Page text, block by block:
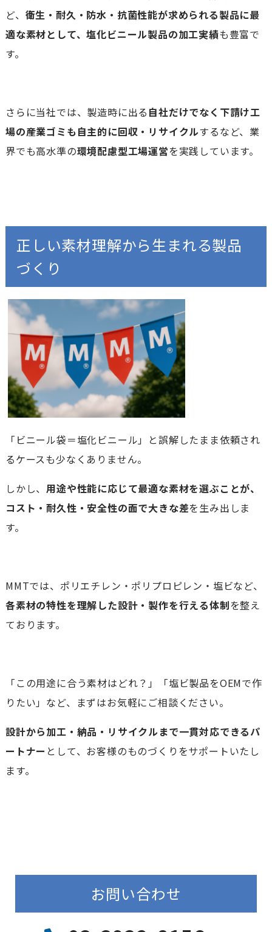
ど、 衛生・耐久・防水・抗菌性能が求められる製品に最
適な素材として、塩化ビニール製品の加工実績も豊富で
す。
さらに当社では、製造時に出る 自社だけでなく下請け工
場の産業ゴミも自主的に回収・リサイクルするなど、業
界でも高水準の環境配慮型工場運営を実践しています。
正しい素材理解から生まれる製品
づくり
「ビニール袋＝塩化ビニール」と誤解したまま依頼され
るケースも少なくありません。
しかし、用途や性能に応じて最適な素材を選ぶことが、
コスト・耐久性・安全性の面で大きな差を生み出しま
す。
MMTでは、ポリエチレン・ポリプロピレン・塩ビなど、
各素材の特性を理解した設計・製作を行える体制を整え
ております。
「この用途に合う素材はどれ？」「塩ビ製品をOEMで作
りたい」など、まずはお気軽にご相談ください。
設計から加工・納品・リサイクルまで一貫対応できるパ
ートナー として、お客様のものづくりをサポートいたし
ます。
お問い合わせ